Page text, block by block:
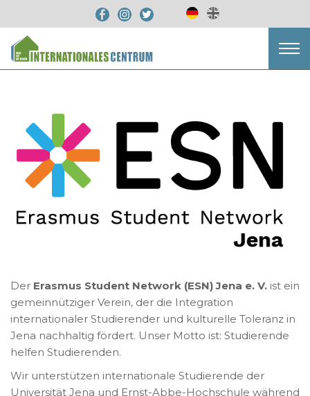
Der Erasmus Student Network (ESN) Jena e. V. ist ein
gemeinnütziger Verein, der die Integration
internationaler Studierender und kulturelle Toleranz in
Jena nachhaltig fördert. Unser Motto ist: Studierende
helfen Studierenden.
Wir unterstützen internationale Studierende der
Universität Jena und Ernst-Abbe-Hochschule während